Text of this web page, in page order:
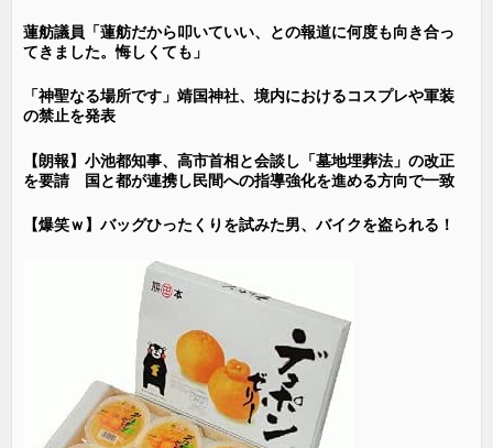
蓮舫議員「蓮舫だから叩いていい、との報道に何度も向き合っ
てきました。悔しくても」
「神聖なる場所です」靖国神社、境内におけるコスプレや軍装
の禁止を発表
【朗報】小池都知事、高市首相と会談し「墓地埋葬法」の改正
を要請 国と都が連携し民間への指導強化を進める方向で一致
【爆笑ｗ】バッグひったくりを試みた男、バイクを盗られる！